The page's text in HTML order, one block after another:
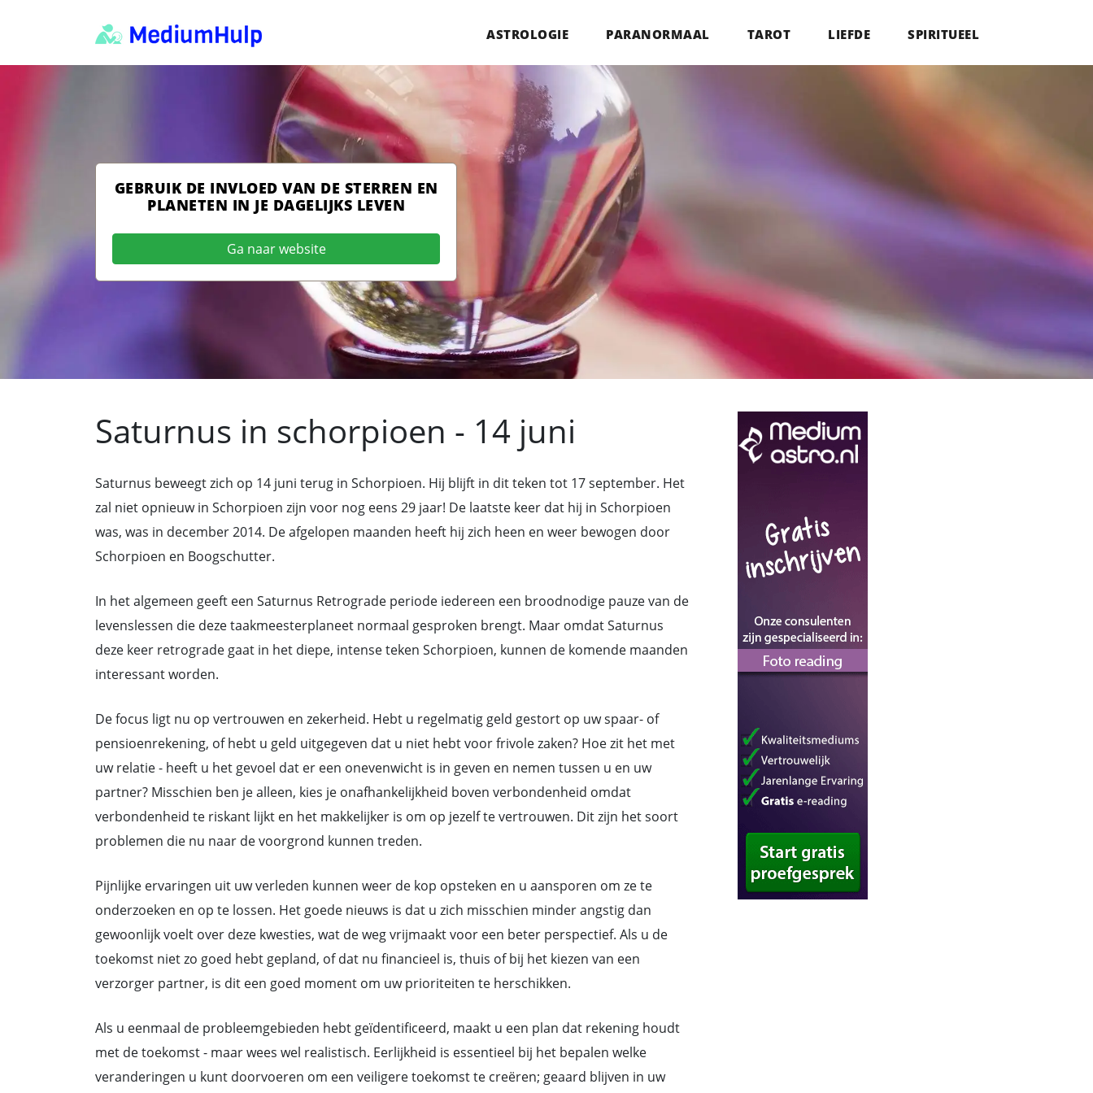
ASTROLOGIE PARANORMAAL TAROT LIEFDE SPIRITUEEL
GEBRUIK DE INVLOED VAN DE STERREN EN
PLANETEN IN JE DAGELIJKS LEVEN
Ga naar website
Saturnus in schorpioen - 14 juni
Saturnus beweegt zich op 14 juni terug in Schorpioen. Hij blijft in dit teken tot 17 september. Het
zal niet opnieuw in Schorpioen zijn voor nog eens 29 jaar! De laatste keer dat hij in Schorpioen
was, was in december 2014. De afgelopen maanden heeft hij zich heen en weer bewogen door
Schorpioen en Boogschutter.
In het algemeen geeft een Saturnus Retrograde periode iedereen een broodnodige pauze van de
levenslessen die deze taakmeesterplaneet normaal gesproken brengt. Maar omdat Saturnus
deze keer retrograde gaat in het diepe, intense teken Schorpioen, kunnen de komende maanden
interessant worden.
De focus ligt nu op vertrouwen en zekerheid. Hebt u regelmatig geld gestort op uw spaar- of
pensioenrekening, of hebt u geld uitgegeven dat u niet hebt voor frivole zaken? Hoe zit het met
uw relatie - heeft u het gevoel dat er een onevenwicht is in geven en nemen tussen u en uw
partner? Misschien ben je alleen, kies je onafhankelijkheid boven verbondenheid omdat
verbondenheid te riskant lijkt en het makkelijker is om op jezelf te vertrouwen. Dit zijn het soort
problemen die nu naar de voorgrond kunnen treden.
Pijnlijke ervaringen uit uw verleden kunnen weer de kop opsteken en u aansporen om ze te
onderzoeken en op te lossen. Het goede nieuws is dat u zich misschien minder angstig dan
gewoonlijk voelt over deze kwesties, wat de weg vrijmaakt voor een beter perspectief. Als u de
toekomst niet zo goed hebt gepland, of dat nu financieel is, thuis of bij het kiezen van een
verzorger partner, is dit een goed moment om uw prioriteiten te herschikken.
Als u eenmaal de probleemgebieden hebt geïdentificeerd, maakt u een plan dat rekening houdt
met de toekomst - maar wees wel realistisch. Eerlijkheid is essentieel bij het bepalen welke
veranderingen u kunt doorvoeren om een veiligere toekomst te creëren; geaard blijven in uw